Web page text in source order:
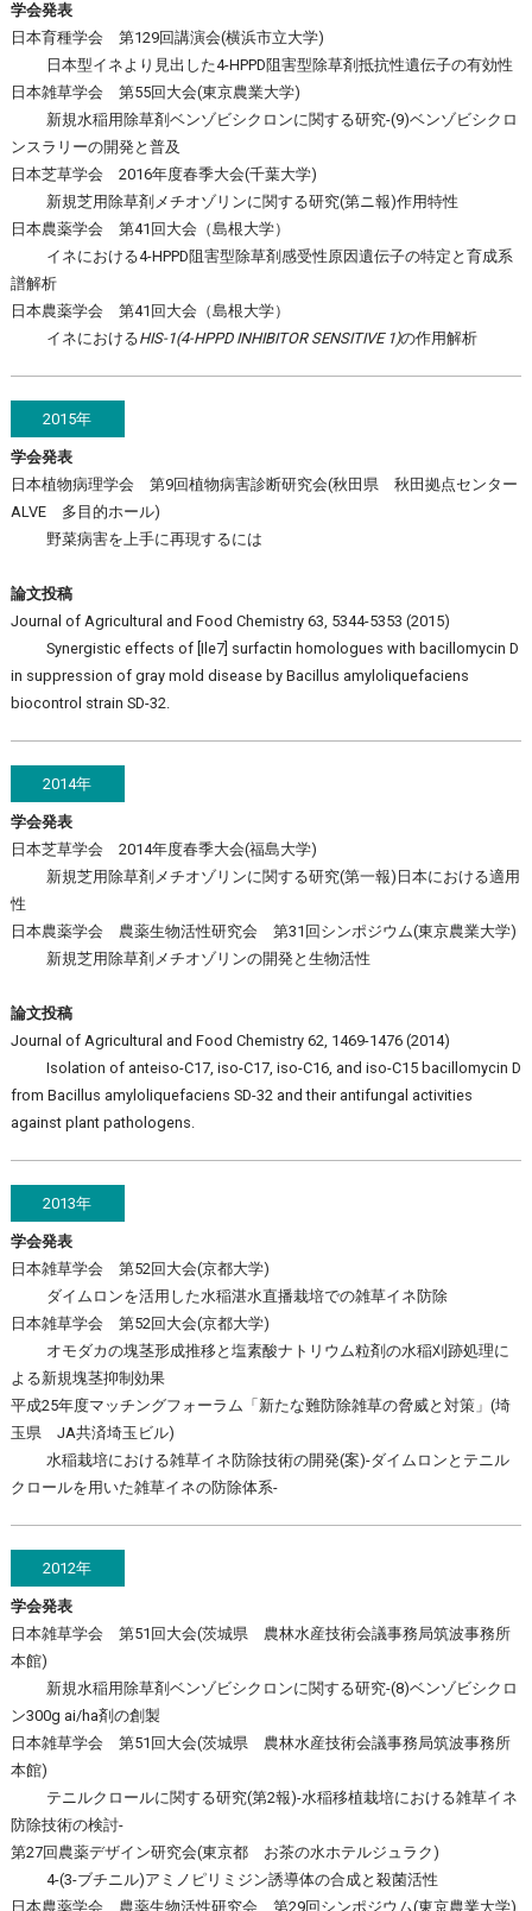
学会発表
日本育種学会 第129回講演会(横浜市立大学)
日本型イネより見出した4-HPPD阻害型除草剤抵抗性遺伝子の有効性
日本雑草学会 第55回大会(東京農業大学)
新規水稲用除草剤ベンゾビシクロンに関する研究-(9)ベンゾビシクロ
ンスラリーの開発と普及
日本芝草学会 2016年度春季大会(千葉大学)
新規芝用除草剤メチオゾリンに関する研究(第ニ報)作用特性
日本農薬学会 第41回大会（島根大学）
イネにおける4-HPPD阻害型除草剤感受性原因遺伝子の特定と育成系
譜解析
日本農薬学会 第41回大会（島根大学）
イネにおけるHIS-1(4-HPPD INHIBITOR SENSITIVE 1)の作用解析
2015年
学会発表
日本植物病理学会 第9回植物病害診断研究会(秋田県 秋田拠点センター
ALVE 多目的ホール)
野菜病害を上手に再現するには
論文投稿
Journal of Agricultural and Food Chemistry 63, 5344-5353 (2015)
Synergistic effects of [Ile7] surfactin homologues with bacillomycin D
in suppression of gray mold disease by Bacillus amyloliquefaciens
biocontrol strain SD-32.
2014年
学会発表
日本芝草学会 2014年度春季大会(福島大学)
新規芝用除草剤メチオゾリンに関する研究(第一報)日本における適用
性
日本農薬学会 農薬生物活性研究会 第31回シンポジウム(東京農業大学)
新規芝用除草剤メチオゾリンの開発と生物活性
論文投稿
Journal of Agricultural and Food Chemistry 62, 1469-1476 (2014)
Isolation of anteiso-C17, iso-C17, iso-C16, and iso-C15 bacillomycin D
from Bacillus amyloliquefaciens SD-32 and their antifungal activities
against plant pathologens.
2013年
学会発表
日本雑草学会 第52回大会(京都大学)
ダイムロンを活用した水稲湛水直播栽培での雑草イネ防除
日本雑草学会 第52回大会(京都大学)
オモダカの塊茎形成推移と塩素酸ナトリウム粒剤の水稲刈跡処理に
よる新規塊茎抑制効果
平成25年度マッチングフォーラム「新たな難防除雑草の脅威と対策」(埼
玉県 JA共済埼玉ビル)
水稲栽培における雑草イネ防除技術の開発(案)-ダイムロンとテニル
クロールを用いた雑草イネの防除体系-
2012年
学会発表
日本雑草学会 第51回大会(茨城県 農林水産技術会議事務局筑波事務所
本館)
新規水稲用除草剤ベンゾビシクロンに関する研究-(8)ベンゾビシクロ
ン300g ai/ha剤の創製
日本雑草学会 第51回大会(茨城県 農林水産技術会議事務局筑波事務所
本館)
テニルクロールに関する研究(第2報)-水稲移植栽培における雑草イネ
防除技術の検討-
第27回農薬デザイン研究会(東京都 お茶の水ホテルジュラク)
4-(3-ブチニル)アミノピリミジン誘導体の合成と殺菌活性
日本農薬学会 農薬生物活性研究会 第29回シンポジウム(東京農業大学)